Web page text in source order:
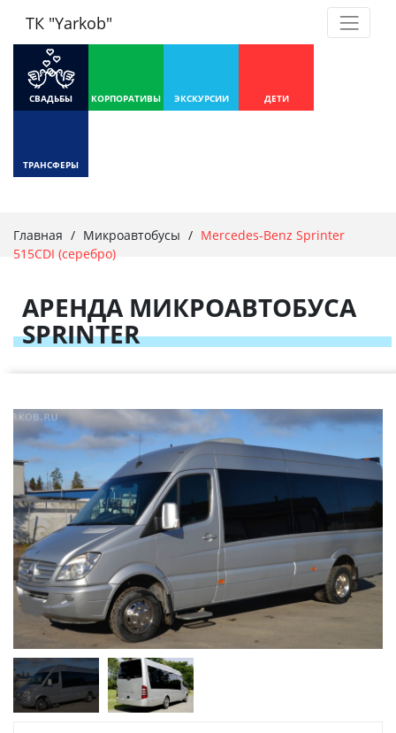
ТК "Yarkob"
СВАДЬБЫ КОРПОРАТИВЫ ЭКСКУРСИИ ДЕТИ
ТРАНСФЕРЫ
Главная / Микроавтобусы / Mercedes-Benz Sprinter
515CDI (серебро)
АРЕНДА МИКРОАВТОБУСА
SPRINTER